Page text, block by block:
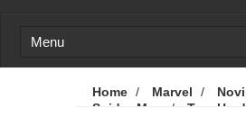
Home / Marvel /
Spider-Man
/ Tom Hardy